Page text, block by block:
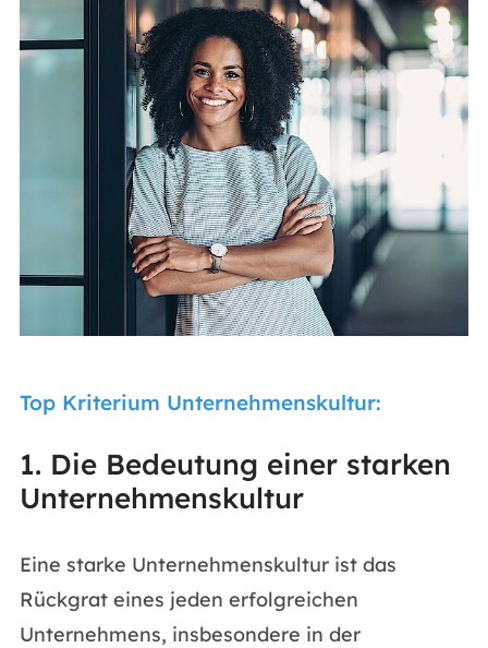
Top Kriterium Unternehmenskultur:
1. Die Bedeutung einer starken
Unternehmenskultur
Eine starke Unternehmenskultur ist das
Rückgrat eines jeden erfolgreichen
Unternehmens, insbesondere in der